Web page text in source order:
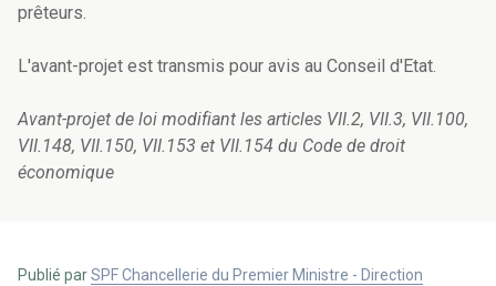
prêteurs.
L'avant-projet est transmis pour avis au Conseil d'Etat.
Avant-projet de loi modifiant les articles VII.2, VII.3, VII.100,
VII.148, VII.150, VII.153 et VII.154 du Code de droit
économique
Publié parSPF Chancellerie du Premier Ministre - Direction